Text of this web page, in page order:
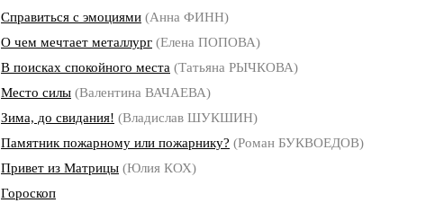
Справиться с эмоциями (Анна ФИНН)
О чем мечтает металлург (Елена ПОПОВА)
В поисках спокойного места (Татьяна РЫЧКОВА)
Место силы (Валентина ВАЧАЕВА)
Зима, до свидания! (Владислав ШУКШИН)
Памятник пожарному или пожарнику? (Роман БУКВОЕДОВ)
Привет из Матрицы (Юлия КОХ)
Гороскоп